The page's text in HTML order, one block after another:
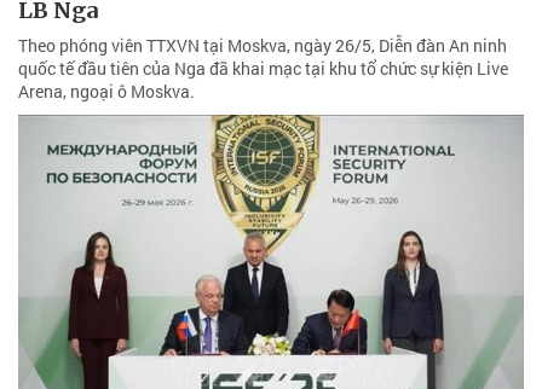
LB Nga
Theo phóng viên TTXVN tại Moskva, ngày 26/5, Diễn đàn An ninh
quốc tế đầu tiên của Nga đã khai mạc tại khu tổ chức sự kiện Live
Arena, ngoại ô Moskva.